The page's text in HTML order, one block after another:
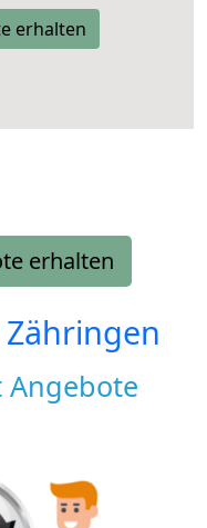
erhalten
erhalten
Zähringen
Angebote